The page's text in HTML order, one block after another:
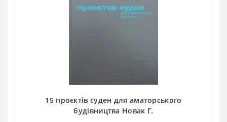
15 проєктів суден для аматорського
будівництва Новак Г.